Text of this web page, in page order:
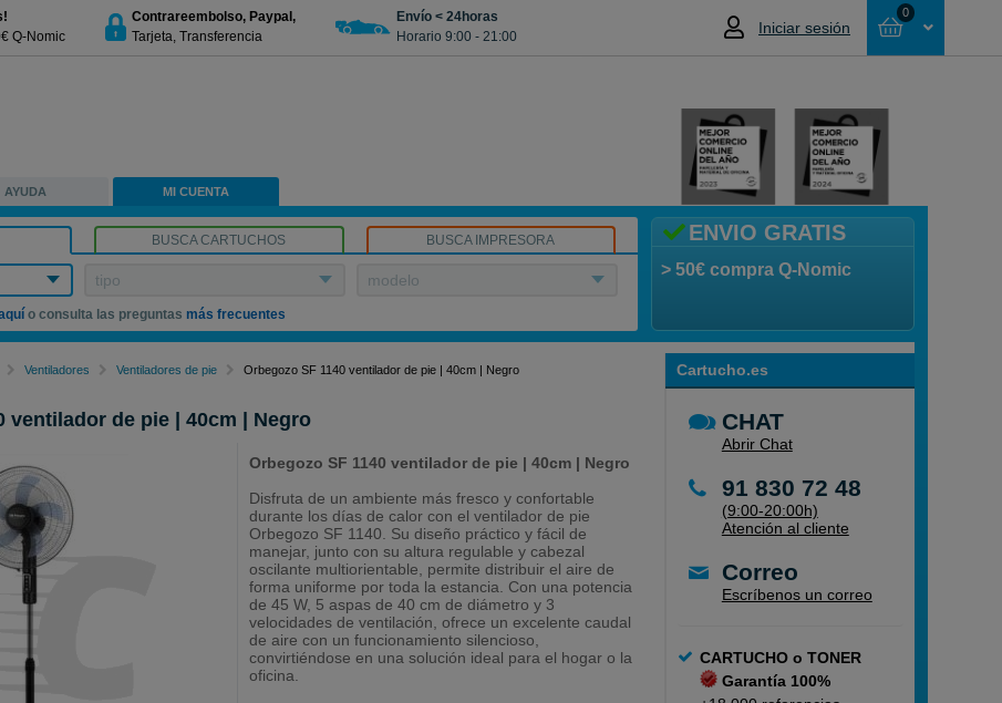
Q-Nomic
Contrareembolso, Paypal,
Tarjeta, Transferencia
Envío < 24horas
Horario 9:00 - 21:00
Iniciar sesión
0
NO HAS SELECCIONADO NINGÚN
AYUDA MI CUENTA
ENVIO GRATIS
> 50€ compra Q-Nomic
BUSCA CARTUCHOS BUSCA IMPRESORA
tipo modelo
o consulta las preguntas más frecuentes
Cartucho.es
CHAT
Abrir Chat
91 830 72 48
(9:00-20:00h)
Atención al cliente
Correo
Escríbenos un correo
CARTUCHO o TONER
Garantía 100%
Ventiladores Ventiladores de pie Orbegozo SF 1140 ventilador de pie | 40cm | Negro
ventilador de pie | 40cm | Negro
Orbegozo SF 1140 ventilador de pie | 40cm | Negro
Disfruta de un ambiente más fresco y confortable
durante los días de calor con el ventilador de pie
Orbegozo SF 1140. Su diseño práctico y fácil de
manejar, junto con su altura regulable y cabezal
oscilante multiorientable, permite distribuir el aire de
forma uniforme por toda la estancia. Con una potencia
de 45 W, 5 aspas de 40 cm de diámetro y 3
velocidades de ventilación, ofrece un excelente caudal
de aire con un funcionamiento silencioso,
convirtiéndose en una solución ideal para el hogar o la
oficina.